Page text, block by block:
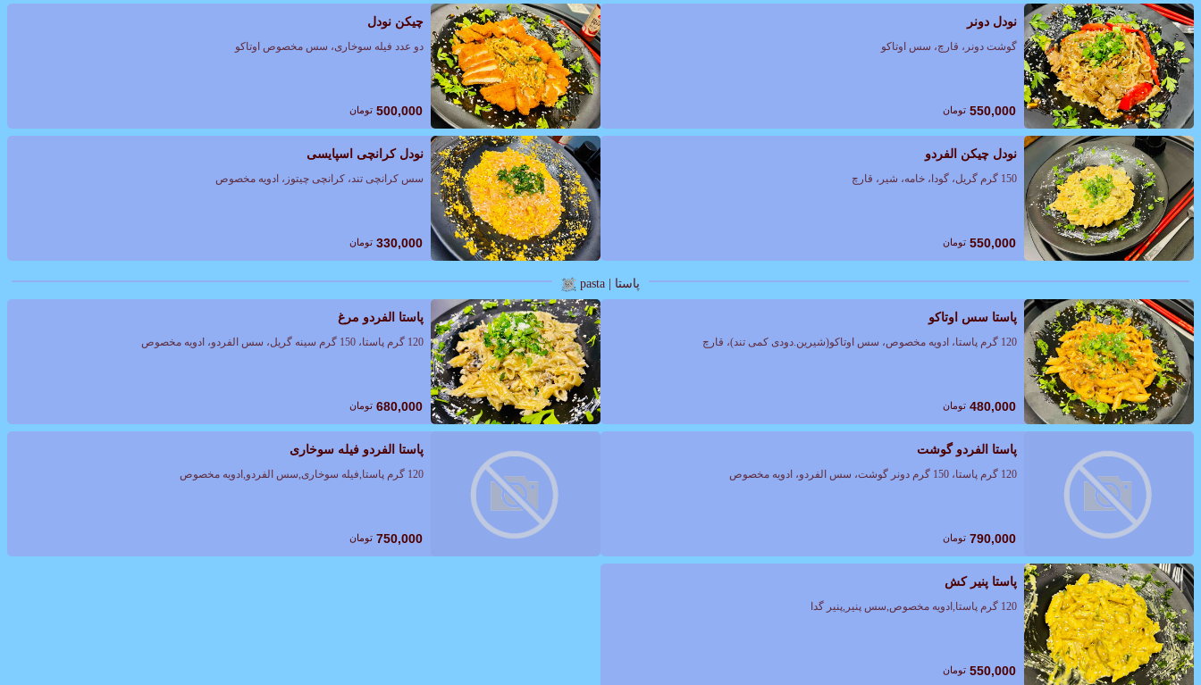
نودل دونر
گوشت دونر، قارچ، سس اوتاکو
550,000 تومان
چیکن نودل
دو عدد فیله سوخاری، سس مخصوص اوتاکو
500,000 تومان
نودل چیکن الفردو
150 گرم گریل، گودا، خامه، شیر، قارچ
550,000 تومان
نودل کرانچی اسپایسی
سس کرانچی تند، کرانچی چیتوز، ادویه مخصوص
330,000 تومان
پاستا | pasta
پاستا سس اوتاکو
120 گرم پاستا، ادویه مخصوص، سس اوتاکو(شیرین.دودی کمی تند)، قارچ
480,000 تومان
پاستا الفردو مرغ
120 گرم پاستا، 150 گرم سینه گریل، سس الفردو، ادویه مخصوص
680,000 تومان
پاستا الفردو گوشت
120 گرم پاستا، 150 گرم دونر گوشت، سس الفردو، ادویه مخصوص
790,000 تومان
پاستا الفردو فیله سوخاری
120 گرم پاستا,فیله سوخاری,سس الفردو,ادویه مخصوص
750,000 تومان
پاستا پنیر کش
120 گرم پاستا,ادویه مخصوص,سس پنیر,پنیر گدا
550,000 تومان